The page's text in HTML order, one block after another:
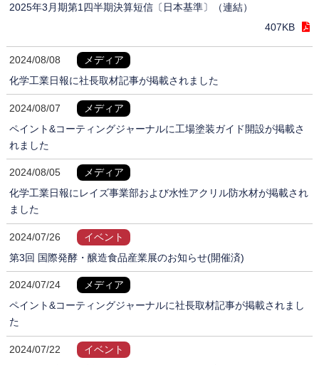
2025年3月期第1四半期決算短信〔日本基準〕（連結）
407KB
2024/08/08
メディア
化学工業日報に社長取材記事が掲載されました
2024/08/07
メディア
ペイント&コーティングジャーナルに工場塗装ガイド開設が掲載さ
れました
2024/08/05
メディア
化学工業日報にレイズ事業部および水性アクリル防水材が掲載され
ました
2024/07/26
イベント
第3回 国際発酵・醸造食品産業展のお知らせ(開催済)
2024/07/24
メディア
ペイント&コーティングジャーナルに社長取材記事が掲載されまし
た
2024/07/22
イベント